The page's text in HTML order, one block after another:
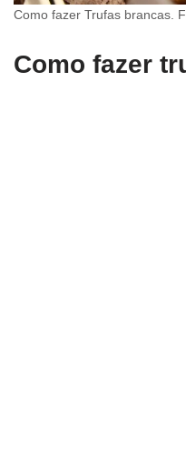
Como fazer Trufas brancas.
Como fazer